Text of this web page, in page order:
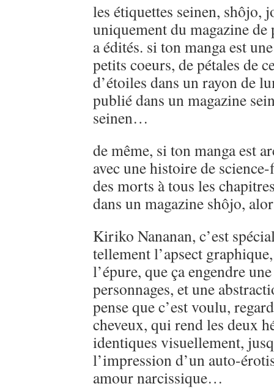
les étiquettes seinen, shôjo,
uniquement du magazine
a édités. si ton manga est
petits coeurs, de pétales de
d’étoiles dans un rayon de
publié dans un magazine
seinen…
de même, si ton manga est
avec une histoire de
des morts à tous les
dans un magazine shôjo,
Kiriko Nananan, c’est
tellement l’apsect
l’épure, que ça engendre
personnages, et une
pense que c’est voulu,
cheveux, qui rend les deux
identiques visuellement,
l’impression d’un auto-
amour narcissique…